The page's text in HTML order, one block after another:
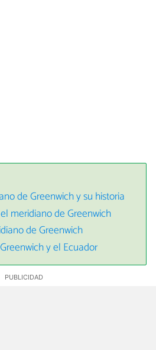
de Greenwich y su historia
meridiano de Greenwich
de Greenwich
y el Ecuador